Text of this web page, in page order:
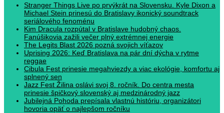
Stranger Things Live po prvýkrát na Slovensku. Kyle Dixon a
Michael Stein prinesú do Bratislavy ikonický soundtrack
seriálového fenoménu
Kim Dracula rozpútal v Bratislave hudobný chaos.
Fanúšikovia zažili večer plný extrémnej energie
The Legits Blast 2026 pozná svojich víťazov
Uprising 2026: Keď Bratislava na pár dní dýcha v rytme
reggae
Cibula Fest prinesie megahviezdy a viac ekológie, komfortu aj
splnený sen
Jazz Fest Žilina oslávi svoj 8. ročník. Do centra mesta
prinesie špičkový slovenský aj medzinárodný jazz
Jubilejná Pohoda prepísala vlastnú históriu, organizátori
hovoria opäť o najlepšom ročníku